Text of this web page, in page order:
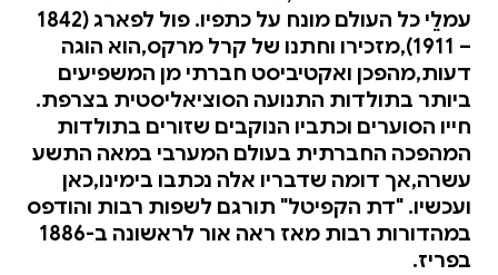
עמלֵי כל העולם מונח על כתפיו. פול לפארג (1842
– 1911),מזכירו וחתנו של קרל מרקס,הוא הוגה
דעות,מהפכן ואקטיביסט חברתי מן המשפיעים
ביותר בתולדות התנועה הסוציאליסטית בצרפת.
חייו הסוערים וכתביו הנוקבים שזורים בתולדות
המהפכה החברתית בעולם המערבי במאה התשע
עשרה,אך דומה שדבריו אלה נכתבו בימינו,כאן
ועכשיו. "דת הקפיטל" תורגם לשפות רבות והודפס
במהדורות רבות מאז ראה אור לראשונה ב-1886
בפריז.